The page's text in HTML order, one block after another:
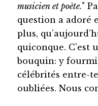
musicien et poète."
question a adoré
plus,
quiconque. C’est
bouquin: y
célébrités entre-
oubliées. Nous